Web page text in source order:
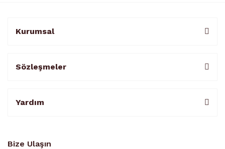
Kurumsal
Sözleşmeler
Yardım
Bize Ulaşın